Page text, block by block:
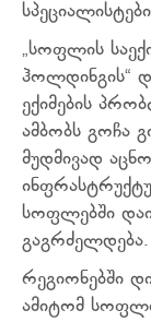
„სოფლის
ჰოლდინგის“
ექიმების
ამბობს გოჩა
მუდმივად
სოფლებში
გაგრძელდება.
რეგიონებში
ამიტომ